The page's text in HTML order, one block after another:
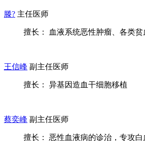
滕? 主任医师
擅长： 血液系统恶性肿瘤、各类
王信峰 副主任医师
擅长： 异基因造血干细胞移植
蔡奕峰 副主任医师
擅长： 恶性血液病的诊治，专攻